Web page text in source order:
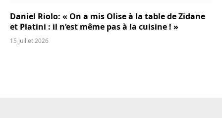
Daniel Riolo: « On a mis Olise à la table de Zidane
et Platini : il n’est même pas à la cuisine ! »
15 juillet 2026